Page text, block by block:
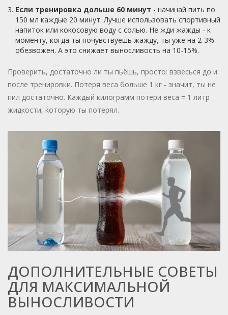
Если тренировка дольше 60 минут - начинай пить по
150 мл каждые 20 минут. Лучше использовать спортивный
напиток или кокосовую воду с солью. Не жди жажды - к
моменту, когда ты почувствуешь жажду, ты уже на 2-3%
обезвожен. А это снижает выносливость на 10-15%.
Проверить, достаточно ли ты пьёшь, просто: взвесься до и
после тренировки. Потеря веса больше 1 кг - значит, ты не
пил достаточно. Каждый килограмм потери веса = 1 литр
жидкости, которую ты потерял.
ДОПОЛНИТЕЛЬНЫЕ СОВЕТЫ
ДЛЯ МАКСИМАЛЬНОЙ
ВЫНОСЛИВОСТИ